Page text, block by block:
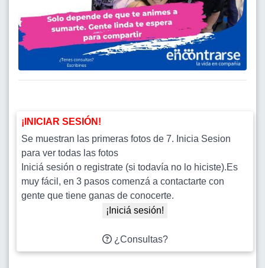
¡INICIAR SESIÓN!
Se muestran las primeras fotos de 7. Inicia Sesion
para ver todas las fotos
Iniciá sesión o registrate (si todavía no lo hiciste).Es
muy fácil, en 3 pasos comenzá a contactarte con
gente que tiene ganas de conocerte.
¡Iniciá sesión!
¿Consultas?